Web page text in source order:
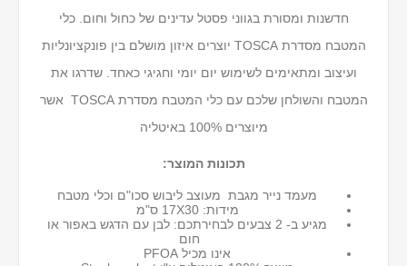
חדשנות ומסורת בגווני פסטל עדינים של כחול וחום. כלי
המטבח מסדרת TOSCA יוצרים איזון מושלם בין פונקציונליות
ועיצוב ומתאימים לשימוש יום יומי וחגיגי כאחד. שדרגו את
המטבח והשולחן שלכם עם כלי המטבח מסדרת TOSCA אשר
מיוצרים 100% באיטליה
תכונות המוצר:
מעמד נייר מגבת מעוצב ליבוש סכו"ם וכלי מטבח
מידות: 17X30 ס"מ
מגיע ב- 2 צבעים לבחירתכם: לבן עם הדגש באפור או
חום
אינו מכיל PFOA